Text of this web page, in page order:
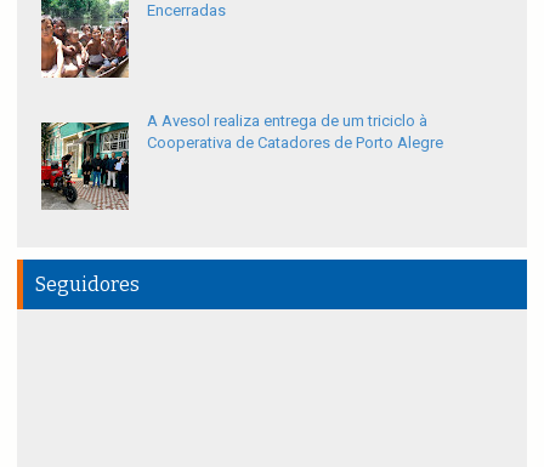
Encerradas
A Avesol realiza entrega de um triciclo à
Cooperativa de Catadores de Porto Alegre
Seguidores